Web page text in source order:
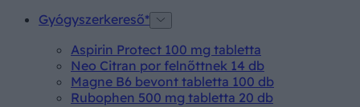
Gyógyszerkereső*
Aspirin Protect 100 mg tabletta
Neo Citran por felnőttnek 14 db
Magne B6 bevont tabletta 100 db
Rubophen 500 mg tabletta 20 db